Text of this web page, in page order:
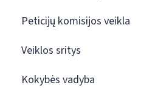
Peticijų komisijos veikla
Veiklos sritys
Kokybės vadyba